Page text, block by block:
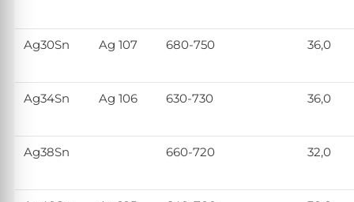
Ag30Sn Ag 107 680-750 36,0
Ag34Sn Ag 106 630-730 36,0
Ag38Sn 660-720 32,0